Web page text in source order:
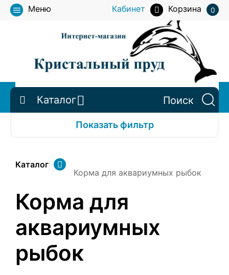
Меню Кабинет Корзина 0
Каталог
Показать фильтр
Каталог
Корма для аквариумных рыбок
Корма для
аквариумных
рыбок